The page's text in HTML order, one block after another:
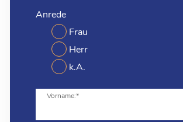
Anrede
Frau
Herr
k.A.
Vorname:*